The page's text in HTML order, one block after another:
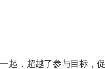
起，超越了参与目标，